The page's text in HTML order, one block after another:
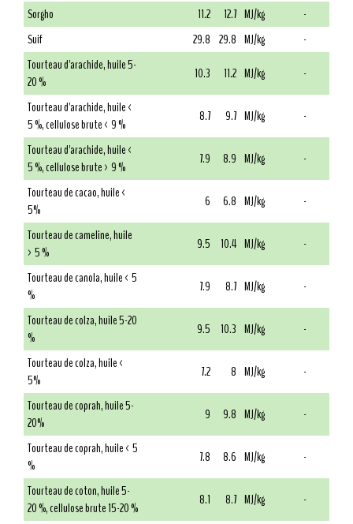
Sorgho
11.2 12.7 MJ/kg
-
Suif
29.8 29.8 MJ/kg
-
Tourteau d'arachide, huile 5-
20 %
10.3 11.2 MJ/kg
-
Tourteau d'arachide, huile <
5 %, cellulose brute < 9 %
8.7 9.7 MJ/kg
-
Tourteau d'arachide, huile <
5 %, cellulose brute > 9 %
7.9 8.9 MJ/kg
-
Tourteau de cacao, huile <
5%
6 6.8 MJ/kg
-
Tourteau de cameline, huile
> 5 %
9.5 10.4 MJ/kg
-
Tourteau de canola, huile < 5
%
7.9 8.7 MJ/kg
-
Tourteau de colza, huile 5-20
%
9.5 10.3 MJ/kg
-
Tourteau de colza, huile <
5%
7.2 8 MJ/kg
-
Tourteau de coprah, huile 5-
20%
9 9.8 MJ/kg
-
Tourteau de coprah, huile < 5
%
7.8 8.6 MJ/kg
-
Tourteau de coton, huile 5-
20 %, cellulose brute 15-20 %
8.1 8.7 MJ/kg
-